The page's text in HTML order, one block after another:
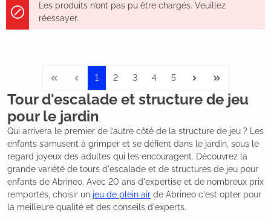
Les produits n’ont pas pu être chargés. Veuillez
réessayer.
1 2 3 4 5
Tour d'escalade et structure de jeu
pour le jardin
Qui arrivera le premier de l’autre côté de la structure de jeu ? Les
enfants s’amusent à grimper et se défient dans le jardin, sous le
regard joyeux des adultes qui les encouragent. Découvrez la
grande variété de tours d'escalade et de structures de jeu pour
enfants de Abrineo. Avec 20 ans d'expertise et de nombreux prix
remportés, choisir un jeu de plein air de Abrineo c'est opter pour
la meilleure qualité et des conseils d'experts.